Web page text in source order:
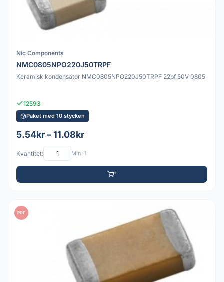
Nic Components
NMC0805NPO220J50TRPF
Keramisk kondensator NMC0805NPO220J50TRPF 22pf 50V 0805
12593
Paket med 10 stycken
5.54kr – 11.08kr
Kvantitet: Min: 1
PDF